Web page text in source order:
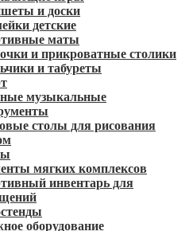
и доски
детские
маты
и прикроватные столики
и табуреты
музыкальные
столы для рисования
мягких комплексов
инвентарь для
оборудование